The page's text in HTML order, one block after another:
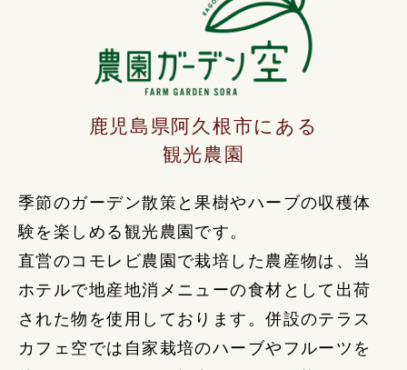
鹿児島県阿久根市にある
観光農園
季節のガーデン散策と果樹やハーブの収穫体
験を楽しめる観光農園です。
直営のコモレビ農園で栽培した農産物は、当
ホテルで地産地消メニューの食材として出荷
された物を使用しております。併設のテラス
カフェ空では自家栽培のハーブやフルーツを